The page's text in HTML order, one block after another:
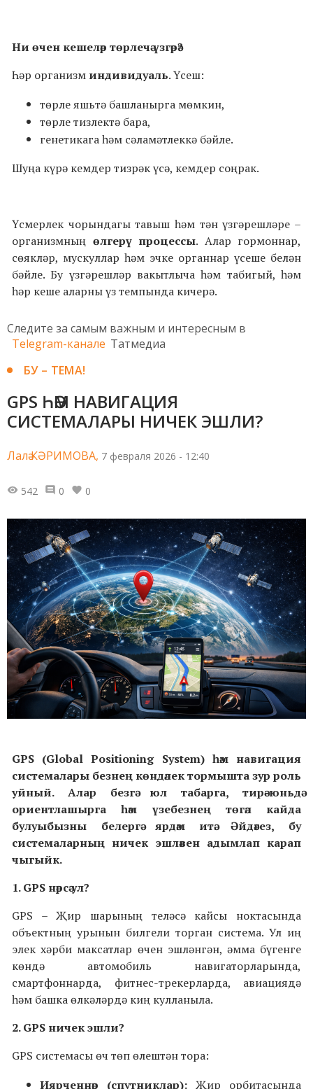
Ни өчен кешеләр төрлечә үзгәрә?
Һәр организм индивидуаль. Үсеш:
төрле яшьтә башланырга мөмкин,
төрле тизлектә бара,
генетикага һәм сәламәтлеккә бәйле.
Шуңа күрә кемдер тизрәк үсә, кемдер соңрак.
Үсмерлек чорындагы тавыш һәм тән үзгәрешләре –
организмның өлгерү процессы. Алар гормоннар,
сөякләр, мускуллар һәм эчке органнар үсеше белән
бәйле. Бу үзгәрешләр вакытлыча һәм табигый, һәм
һәр кеше аларны үз темпында кичерә.
Следите за самым важным и интересным в
Telegram-канале Татмедиа
БУ – ТЕМА!
GPS ҺӘМ НАВИГАЦИЯ
СИСТЕМАЛАРЫ НИЧЕК ЭШЛИ?
Лалә КӘРИМОВА, 7 февраля 2026 - 12:40
542 0 0
GPS (Global Positioning System) һәм навигация
системалары безнең көндәлек тормышта зур роль
уйный. Алар безгә юл табарга, тирә-юньдә
ориентлашырга һәм үзебезнең төгәл кайда
булуыбызны белергә ярдәм итә. Әйдәгез, бу
системаларның ничек эшләвен адымлап карап
чыгыйк.
1. GPS нәрсә ул?
GPS – Җир шарының теләсә кайсы ноктасында
объектның урынын билгели торган система. Ул иң
элек хәрби максатлар өчен эшләнгән, әмма бүгенге
көндә автомобиль навигаторларында,
смартфоннарда, фитнес-трекерларда, авиациядә
һәм башка өлкәләрдә киң кулланыла.
2. GPS ничек эшли?
GPS системасы өч төп өлештән тора:
Иярченнәр (спутниклар): Җир орбитасында